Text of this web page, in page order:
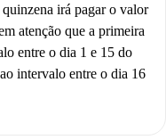
irá pagar o valor
atenção que a primeira
entre o dia 1 e 15 do
intervalo entre o dia 16